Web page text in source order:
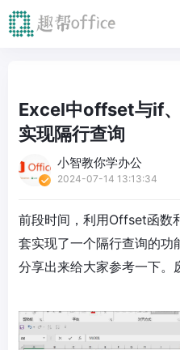
Excel中offset与if
实现隔行查询
小智教你学办公
2024-07-14 13:13:34
前段时间，利用Offset函
套实现了一个隔行查询的功
分享出来给大家参考一下。